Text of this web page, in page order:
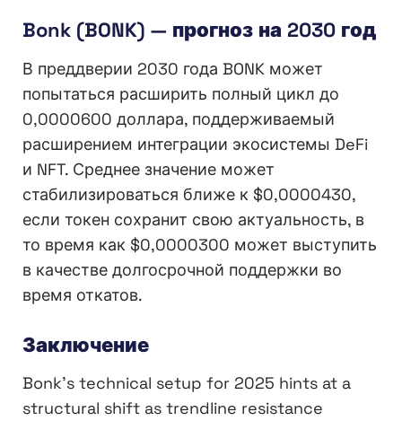
Bonk (BONK) — прогноз на 2030 год
В преддверии 2030 года BONK может
попытаться расширить полный цикл до
0,0000600 доллара, поддерживаемый
расширением интеграции экосистемы DeFi
и NFT. Среднее значение может
стабилизироваться ближе к $0,0000430,
если токен сохранит свою актуальность, в
то время как $0,0000300 может выступить
в качестве долгосрочной поддержки во
время откатов.
Заключение
Bonk’s technical setup for 2025 hints at a
structural shift as trendline resistance